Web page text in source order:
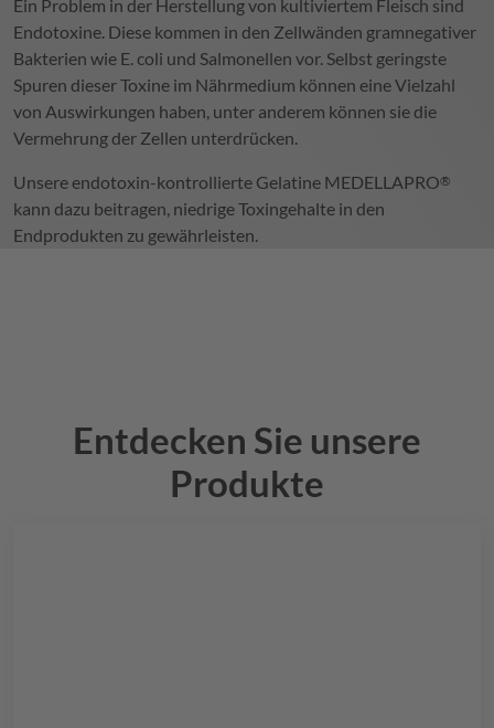
Ein Problem in der Herstellung von kultiviertem Fleisch sind
Endotoxine. Diese kommen in den Zellwänden gramnegativer
Bakterien wie E. coli und Salmonellen vor. Selbst geringste
Spuren dieser Toxine im Nährmedium können eine Vielzahl
von Auswirkungen haben, unter anderem können sie die
Vermehrung der Zellen unterdrücken.
Unsere endotoxin-kontrollierte Gelatine MEDELLAPRO®
kann dazu beitragen, niedrige Toxingehalte in den
Endprodukten zu gewährleisten.
Entdecken Sie unsere
Produkte